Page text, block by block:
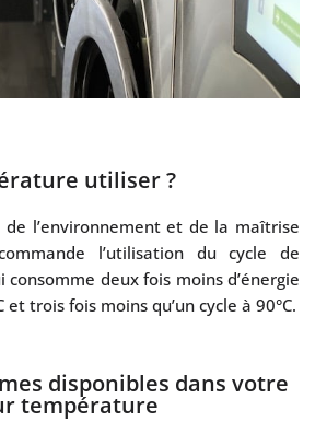
utiliser ?
de l’environnement et de la maîtrise
l’utilisation du cycle de
consomme deux fois moins d’énergie
et trois fois moins qu’un cycle à 90°C.
disponibles dans votre
température